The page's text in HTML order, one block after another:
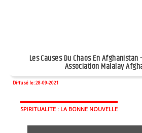
Les Causes Du Chaos En Afghanistan
Association Malalay
Diffusé le: 28-09-2021
SPIRITUALITE : LA BONNE NOUVELLE